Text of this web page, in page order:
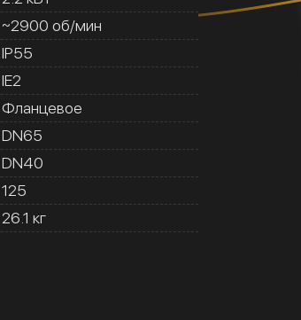
~2900 об/мин
IP55
IE2
Фланцевое
DN65
DN40
125
26.1 кг